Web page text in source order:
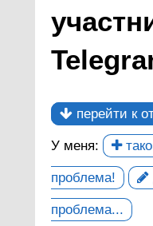
перейти к
У меня:
проблема!
проблема...